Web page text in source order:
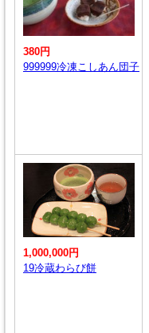
380円
999999冷凍こしあん団子
1,000,000円
19冷蔵わらび餅